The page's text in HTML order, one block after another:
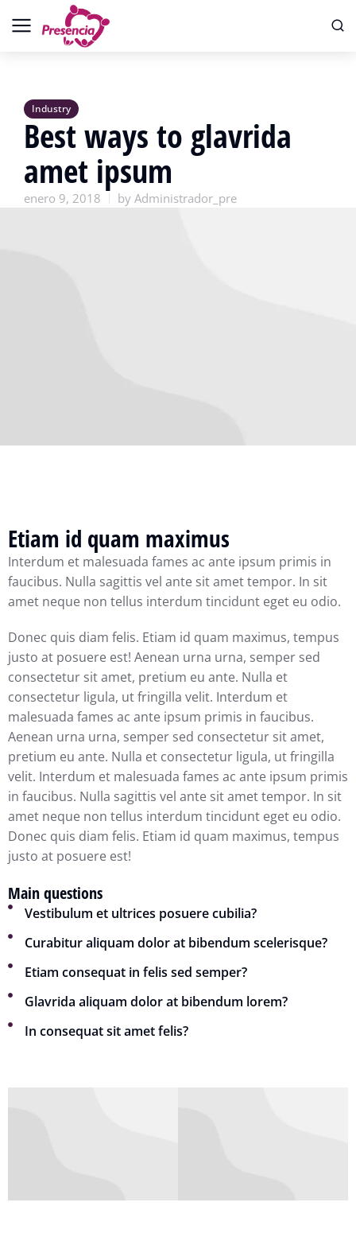
Industry
Best ways to glavrida
amet ipsum
enero 9, 2018 by Administrador_pre
Etiam id quam maximus
Interdum et malesuada fames ac ante ipsum primis in
faucibus. Nulla sagittis vel ante sit amet tempor. In sit
amet neque non tellus interdum tincidunt eget eu odio.
Donec quis diam felis. Etiam id quam maximus, tempus
justo at posuere est! Aenean urna urna, semper sed
consectetur sit amet, pretium eu ante. Nulla et
consectetur ligula, ut fringilla velit. Interdum et
malesuada fames ac ante ipsum primis in faucibus.
Aenean urna urna, semper sed consectetur sit amet,
pretium eu ante. Nulla et consectetur ligula, ut fringilla
velit. Interdum et malesuada fames ac ante ipsum primis
in faucibus. Nulla sagittis vel ante sit amet tempor. In sit
amet neque non tellus interdum tincidunt eget eu odio.
Donec quis diam felis. Etiam id quam maximus, tempus
justo at posuere est!
Main questions
Vestibulum et ultrices posuere cubilia?
Curabitur aliquam dolor at bibendum scelerisque?
Etiam consequat in felis sed semper?
Glavrida aliquam dolor at bibendum lorem?
In consequat sit amet felis?